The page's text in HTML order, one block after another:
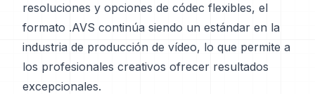
resoluciones y opciones de códec flexibles, el
formato .AVS continúa siendo un estándar en la
industria de producción de vídeo, lo que permite a
los profesionales creativos ofrecer resultados
excepcionales.